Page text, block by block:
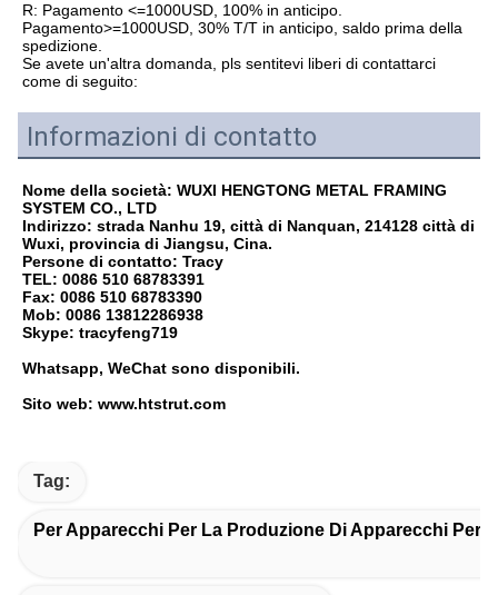
R: Pagamento <=1000USD, 100% in anticipo.
Pagamento>=1000USD, 30% T/T in anticipo, saldo prima della
spedizione.
Se avete un'altra domanda, pls sentitevi liberi di contattarci
come di seguito:
Informazioni di contatto
Nome della società: WUXI HENGTONG METAL FRAMING
SYSTEM CO., LTD
Indirizzo: strada Nanhu 19, città di Nanquan, 214128 città di
Wuxi, provincia di Jiangsu, Cina.
Persone di contatto: Tracy
TEL: 0086 510 68783391
Fax: 0086 510 68783390
Mob: 0086 13812286938
Skype: tracyfeng719
Whatsapp, WeChat sono disponibili.
Sito web: www.htstrut.com
Tag:
Per Apparecchi Per La Produzione Di Apparecchi